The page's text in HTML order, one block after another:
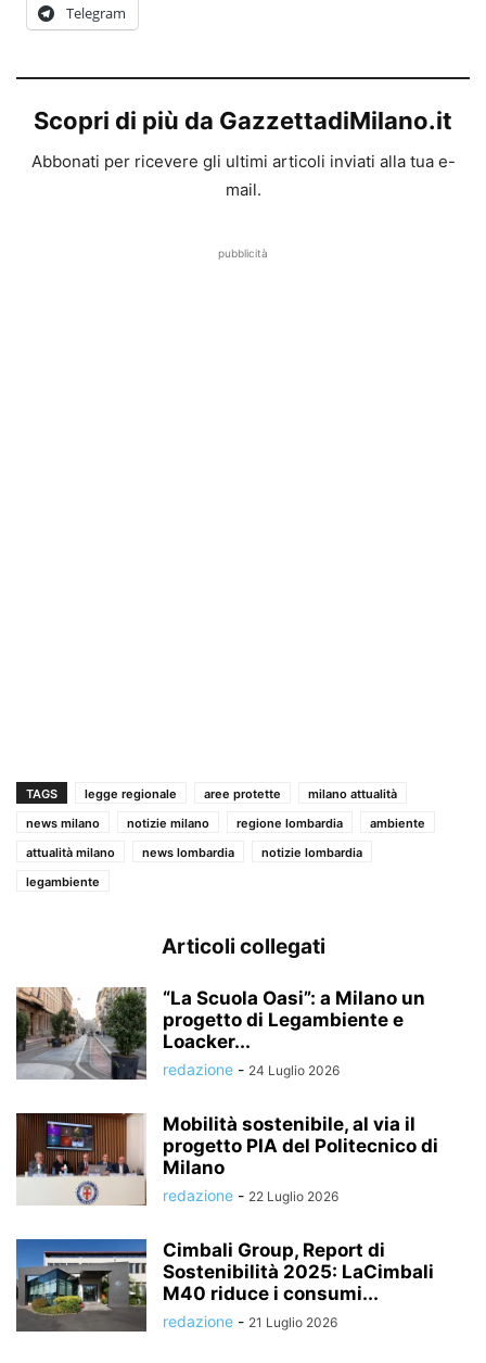
Telegram
Scopri di più da GazzettadiMilano.it
Abbonati per ricevere gli ultimi articoli inviati alla tua e-
mail.
pubblicità
TAGS legge regionale aree protette
milano attualità
news milano
notizie milano regione lombardia
ambiente
attualità milano
news lombardia
notizie lombardia
legambiente
Articoli collegati
“La Scuola Oasi”: a Milano un
progetto di Legambiente e
Loacker...
redazione - 24 Luglio 2026
Mobilità sostenibile, al via il
progetto PIA del Politecnico di
Milano
redazione - 22 Luglio 2026
Cimbali Group, Report di
Sostenibilità 2025: LaCimbali
M40 riduce i consumi...
redazione - 21 Luglio 2026